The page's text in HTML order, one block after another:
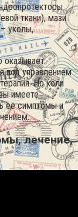
ткани), мази
уколы,
оказывает
под управлением
Но коли
имеете
ее симптомы и
лечение,